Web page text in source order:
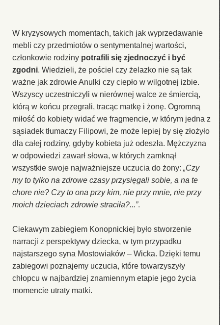
W kryzysowych momentach, takich jak wyprzedawanie
mebli czy przedmiotów o sentymentalnej wartości,
członkowie rodziny potrafili się zjednoczyć i być
zgodni. Wiedzieli, że pościel czy żelazko nie są tak
ważne jak zdrowie Anulki czy ciepło w wilgotnej izbie.
Wszyscy uczestniczyli w nierównej walce ze śmiercią,
którą w końcu przegrali, tracąc matkę i żonę. Ogromną
miłość do kobiety widać we fragmencie, w którym jedna z
sąsiadek tłumaczy Filipowi, że może lepiej by się złożyło
dla całej rodziny, gdyby kobieta już odeszła. Mężczyzna
w odpowiedzi zawarł słowa, w których zamknął
wszystkie swoje najważniejsze uczucia do żony: „Czy
my to tylko na zdrowe czasy przysięgali sobie, a na te
chore nie? Czy to ona przy kim, nie przy mnie, nie przy
moich dzieciach zdrowie straciła?...”.
Ciekawym zabiegiem Konopnickiej było stworzenie
narracji z perspektywy dziecka, w tym przypadku
najstarszego syna Mostowiaków – Wicka. Dzięki temu
zabiegowi poznajemy uczucia, które towarzyszyły
chłopcu w najbardziej znamiennym etapie jego życia
momencie utraty matki.